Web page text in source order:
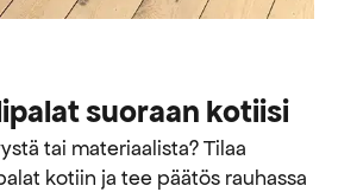
suoraan kotiisi
tai materiaalista? Tilaa
kotiin ja tee päätös rauhassa